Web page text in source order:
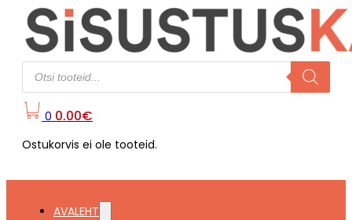
Products
search
0 0.00€
Ostukorvis ei ole tooteid.
AVALEHT